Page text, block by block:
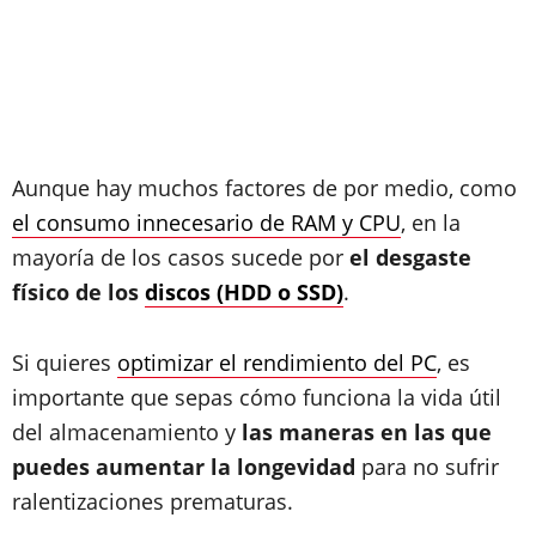
Aunque hay muchos factores de por medio, como
el consumo innecesario de RAM y CPU, en la
mayoría de los casos sucede por el desgaste
físico de los discos (HDD o SSD).
Si quieres optimizar el rendimiento del PC, es
importante que sepas cómo funciona la vida útil
del almacenamiento y las maneras en las que
puedes aumentar la longevidad para no sufrir
ralentizaciones prematuras.